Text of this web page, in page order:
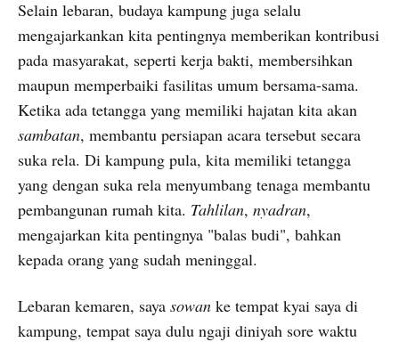
Selain lebaran, budaya kampung juga selalu
mengajarkankan kita pentingnya memberikan kontribusi
pada masyarakat, seperti kerja bakti, membersihkan
maupun memperbaiki fasilitas umum bersama-sama.
Ketika ada tetangga yang memiliki hajatan kita akan
sambatan, membantu persiapan acara tersebut secara
suka rela. Di kampung pula, kita memiliki tetangga
yang dengan suka rela menyumbang tenaga membantu
pembangunan rumah kita. Tahlilan, nyadran,
mengajarkan kita pentingnya "balas budi", bahkan
kepada orang yang sudah meninggal.
Lebaran kemaren, saya sowan ke tempat kyai saya di
kampung, tempat saya dulu ngaji diniyah sore waktu